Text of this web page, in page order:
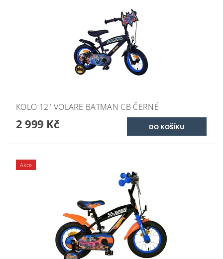
KOLO 12" VOLARE BATMAN CB ČERNÉ
2 999 Kč
Akce